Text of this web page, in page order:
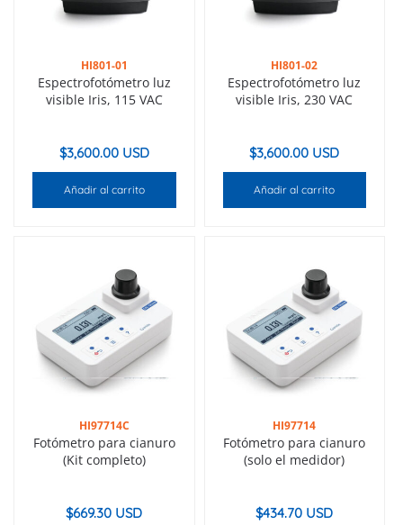
HI801-01
Espectrofotómetro luz
visible Iris, 115 VAC
$3,600.00 USD
Añadir al carrito
HI801-02
Espectrofotómetro luz
visible Iris, 230 VAC
$3,600.00 USD
Añadir al carrito
HI97714C
Fotómetro para cianuro
(Kit completo)
$669.30 USD
HI97714
Fotómetro para cianuro
(solo el medidor)
$434.70 USD